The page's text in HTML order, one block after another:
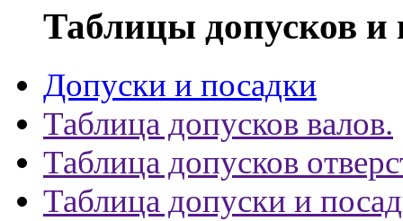
Таблицы допусков и
Допуски и посадки
Таблица допусков валов.
Таблица допусков
Таблица допуски и